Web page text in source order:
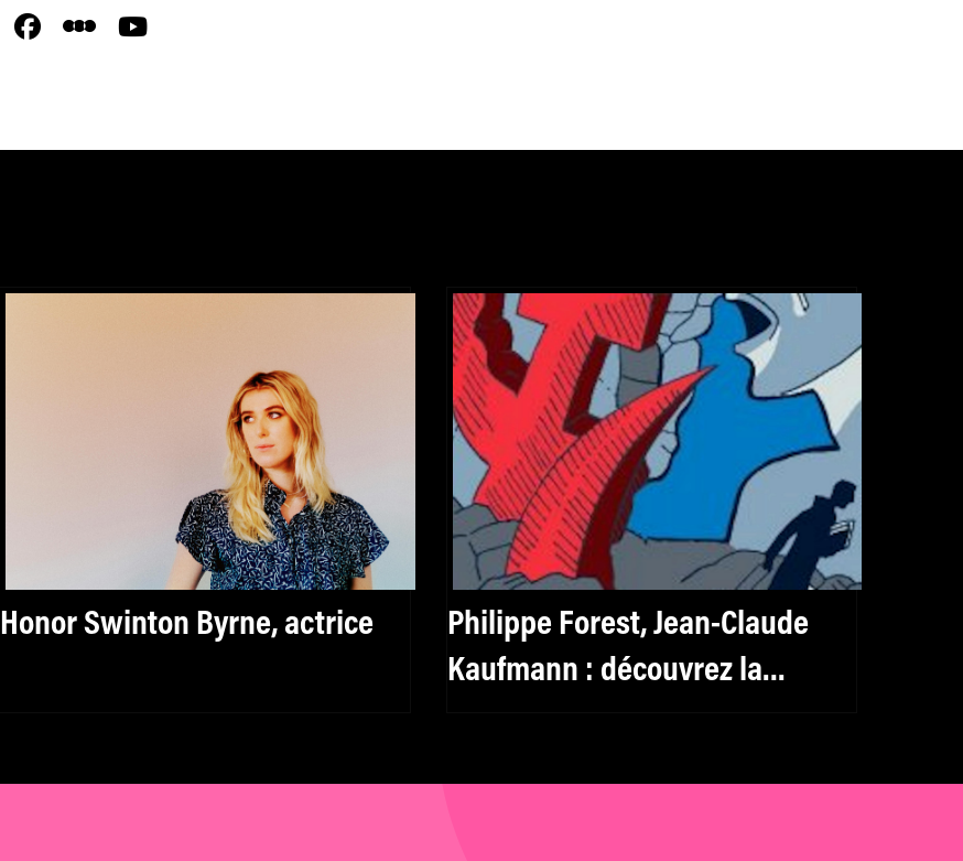
Honor Swinton Byrne, actrice
Philippe Forest, Jean-Claude
Kaufmann : découvrez la